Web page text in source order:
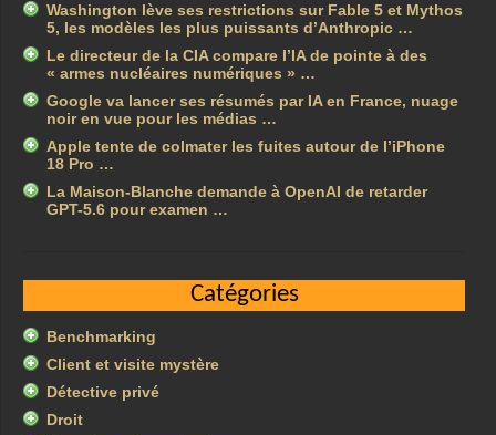
Washington lève ses restrictions sur Fable 5 et Mythos
5, les modèles les plus puissants d’Anthropic …
Le directeur de la CIA compare l’IA de pointe à des
« armes nucléaires numériques » …
Google va lancer ses résumés par IA en France, nuage
noir en vue pour les médias …
Apple tente de colmater les fuites autour de l’iPhone
18 Pro …
La Maison-Blanche demande à OpenAI de retarder
GPT-5.6 pour examen …
Catégories
Benchmarking
Client et visite mystère
Détective privé
Droit